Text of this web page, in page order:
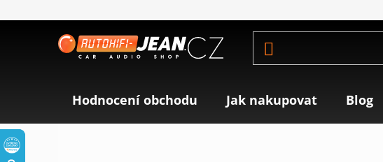
na
Hodnocení obchodu Jak nakupovat Blog